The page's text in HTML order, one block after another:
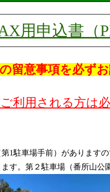
用申込書（
留意事項を必ず
利用される方は
1駐車場手前）があります
す。第２駐車場（番所山公